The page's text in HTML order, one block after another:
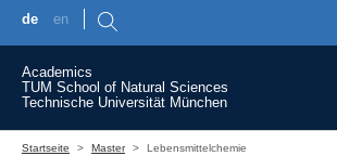
de en
Academics
TUM School of Natural Sciences
Technische Universität München
Startseite
Master Lebensmittelchemie